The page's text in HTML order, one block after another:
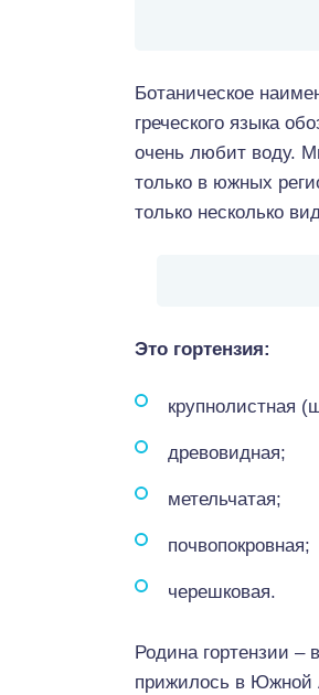
Ботаническое
греческого языка
очень любит воду.
только в южных
только несколько
Это гортензия:
крупнолистная
древовидная;
метельчатая;
почвопокровная;
черешковая.
Родина гортензии –
прижилось в Южной